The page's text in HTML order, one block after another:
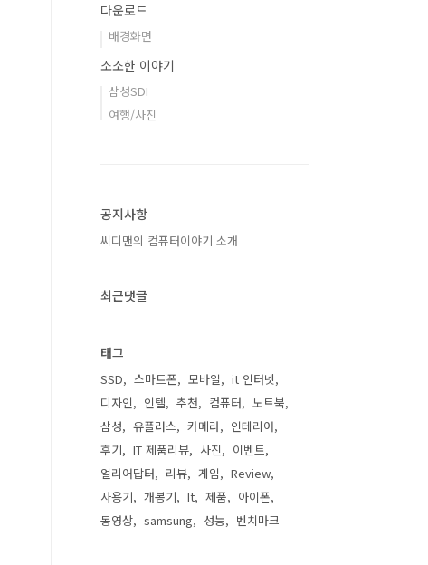
다운로드
배경화면
소소한 이야기
삼성SDI
여행/사진
공지사항
씨디맨의 컴퓨터이야기 소개
최근댓글
태그
SSD 스마트폰 모바일
it 인터넷
디자인
인텔 추천 컴퓨터
노트북
삼성
유플러스 카메라
인테리어
후기
IT 제품리뷰 사진
이벤트
얼리어답터
리뷰 게임
Review
사용기
개봉기 It 제품
아이폰
동영상
samsung 성능 벤치마크